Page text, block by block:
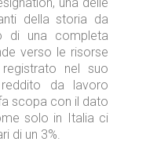
della storia da
di una completa
verso le risorse
nel suo
da lavoro
scopa con il dato
solo in Italia ci
di un 3%.